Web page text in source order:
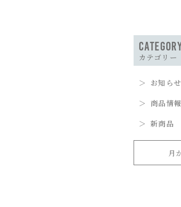
カテゴリー
お知らせ
商品情報
新商品